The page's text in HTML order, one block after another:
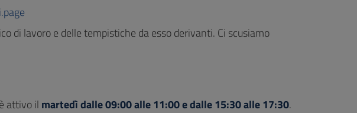
di lavoro e delle tempistiche da esso derivanti. Ci scusiamo
attivo il martedì dalle 09:00 alle 11:00 e dalle 15:30 alle 17:30.